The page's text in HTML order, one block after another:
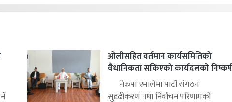
ओलीसहित वर्तमान कार्यसमितिको
वैधानिकता सकिएको कार्यदलको निष्कर्ष
नेकपा एमालेमा पार्टी संगठन
सुदृढीकरण तथा निर्वाचन परिणामको